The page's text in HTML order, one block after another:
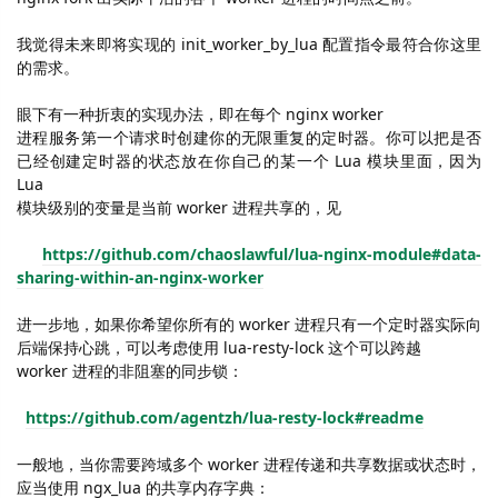
我觉得未来即将实现的 init_worker_by_lua配置指令最符合你这里
的需求。
眼下有一种折衷的实现办法，即在每个 nginx worker
进程服务第一个请求时创建你的无限重复的定时器。你可以把是否
已经创建定时器的状态放在你自己的某一个 Lua模块里面，因为
Lua
模块级别的变量是当前 worker 进程共享的，见
https://github.com/chaoslawful/lua-nginx-module#data-
sharing-within-an-nginx-worker
进一步地，如果你希望你所有的 worker 进程只有一个定时器实际向
后端保持心跳，可以考虑使用 lua-resty-lock 这个可以跨越
worker 进程的非阻塞的同步锁：
https://github.com/agentzh/lua-resty-lock#readme
一般地，当你需要跨域多个 worker 进程传递和共享数据或状态时，
应当使用 ngx_lua 的共享内存字典：